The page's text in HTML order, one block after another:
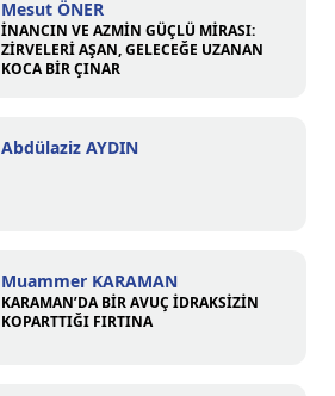
Mesut ÖNER
İNANCIN VE AZMİN GÜÇLÜ MİRASI:
ZİRVELERİ AŞAN, GELECEĞE UZANAN
KOCA BİR ÇINAR
Abdülaziz AYDIN
Muammer KARAMAN
KARAMAN’DA BİR AVUÇ İDRAKSİZİN
KOPARTTIĞI FIRTINA